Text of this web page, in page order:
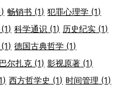
畅销书 (1) 犯罪心理学 (1)
(1) 科学通识 (1) 历史纪实 (1)
(1) 德国古典哲学 (1)
巴尔扎克 (1) 影视原著 (1)
西方哲学史 (1) 时间管理 (1)